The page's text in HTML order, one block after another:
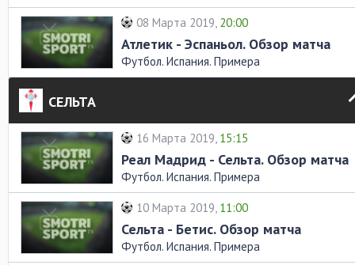
08 Марта 2019, 20:00
Атлетик - Эспаньол. Обзор матча
Футбол. Испания. Примера
СЕЛЬТА
16 Марта 2019, 15:15
Реал Мадрид - Сельта. Обзор матча
Футбол. Испания. Примера
10 Марта 2019, 11:00
Сельта - Бетис. Обзор матча
Футбол. Испания. Примера